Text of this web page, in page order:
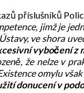
příslušníků
jimž je
ve shora
vybočení
že nelze v
omylu
donucení v